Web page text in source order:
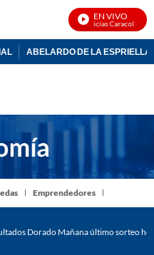
EN VIVO
Noticias Caracol En
ABELARDO DE LA ESPRIELLA
Emprendedores
Dorado Mañana último sorteo